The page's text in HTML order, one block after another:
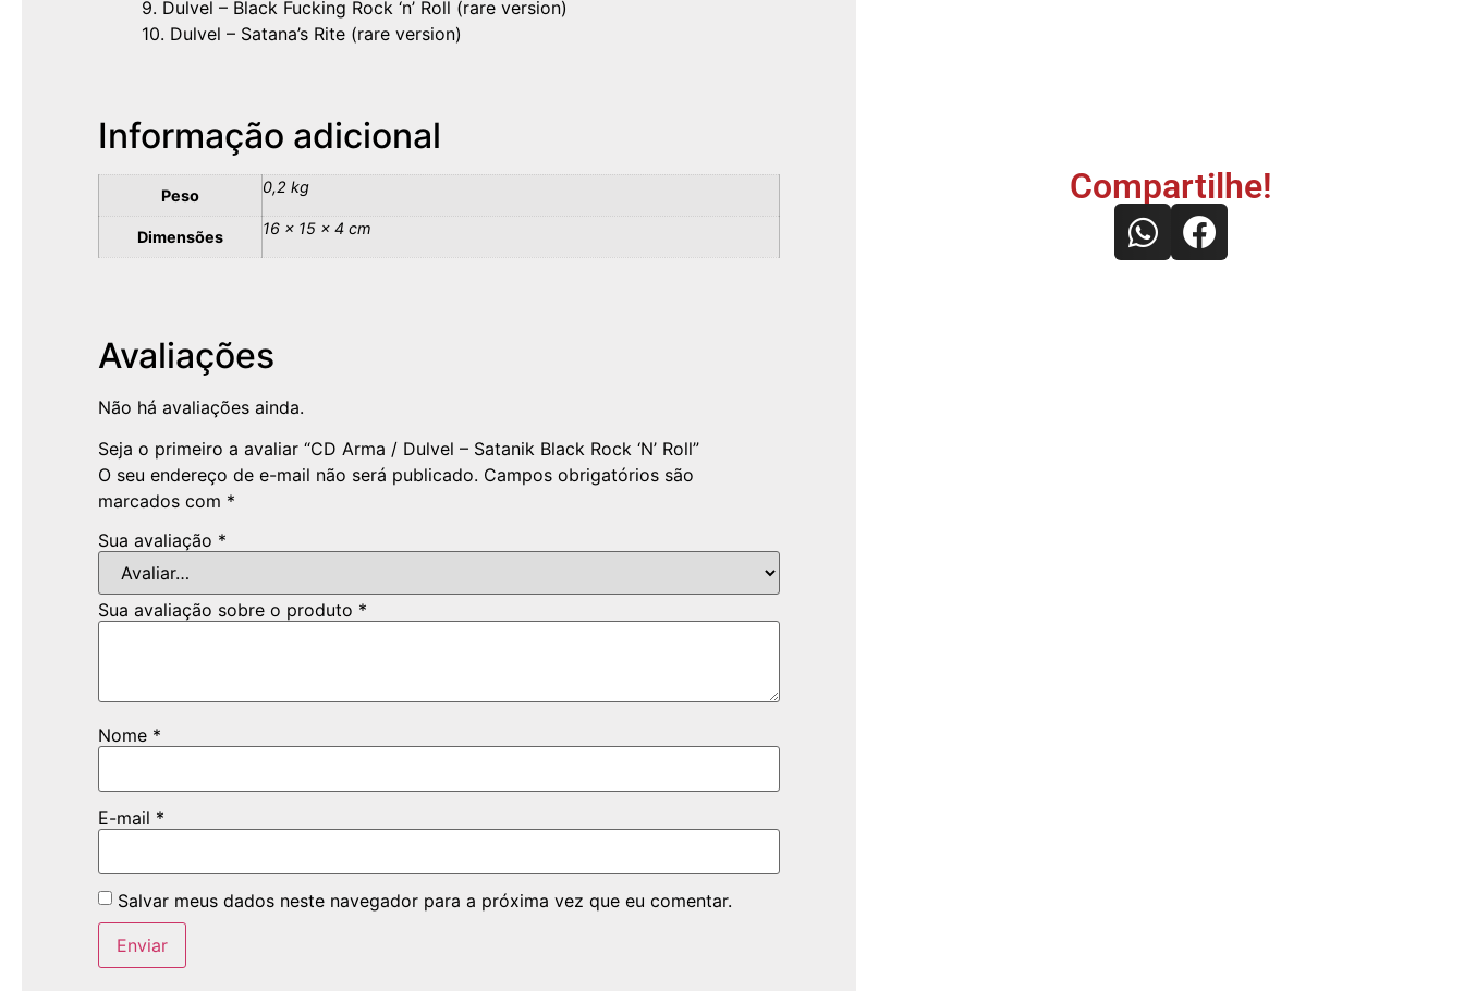
9. Dulvel – Black Fucking Rock ‘n’ Roll (rare version)
10. Dulvel – Satana’s Rite (rare version)
Informação adicional
Peso 0,2 kg
Dimensões 16 × 15 × 4 cm
Avaliações
Não há avaliações ainda.
Seja o primeiro a avaliar “CD Arma / Dulvel – Satanik Black Rock ‘N’ Roll”
O seu endereço de e-mail não será publicado. Campos obrigatórios são
marcados com *
Sua avaliação *
Sua avaliação sobre o produto *
Nome *
E-mail *
Salvar meus dados neste navegador para a próxima vez que eu comentar.
Compartilhe!